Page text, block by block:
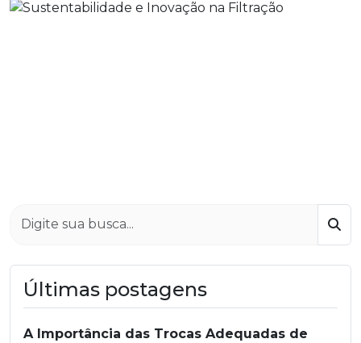
Últimas postagens
A Importância das Trocas Adequadas de